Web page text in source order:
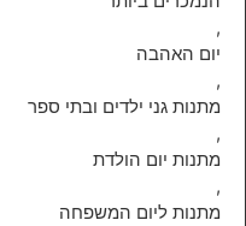
,
יום האהבה
,
מתנות גני ילדים ובתי ספר
,
מתנות יום הולדת
,
מתנות ליום המשפחה